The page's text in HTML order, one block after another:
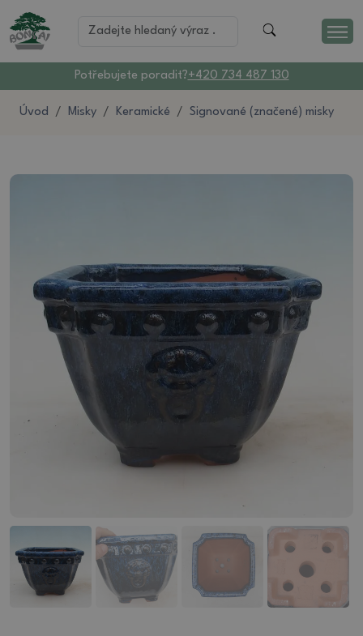
Potřebujete poradit?+420 734 487 130
Úvod Misky Keramické Signované (značené) misky